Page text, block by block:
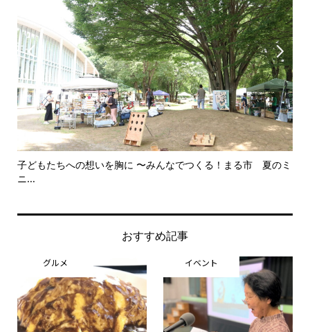

子どもたちへの想いを胸に 〜みんなでつくる！まる市 夏のミ
ニ...

おすすめ記事
グルメ イベント